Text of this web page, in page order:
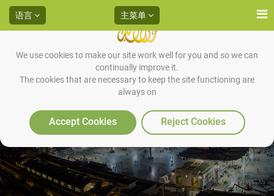
We use cookies to make our site work well for you and so we can
continually improve it.
The cookies that are necessary to keep the site functioning are
always on
Accept Cookies Reject Cookies
语言 主菜单
美国作家及诗人迈克尔·沃尔夫